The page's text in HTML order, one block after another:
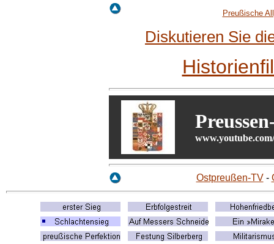
Preußische
Diskutieren Sie
Ostpreußen-TV-